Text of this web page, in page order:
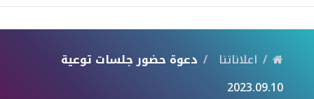
اعلاناتنا
دعوة حضور جلسات توعية
2023.09.10